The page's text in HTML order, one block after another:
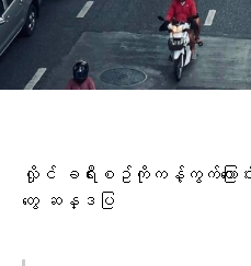
လှိုင် ခရီးစဥ်ကိုကန့်ကွက်​ကြော
တွေ ဆန္ဒပြ